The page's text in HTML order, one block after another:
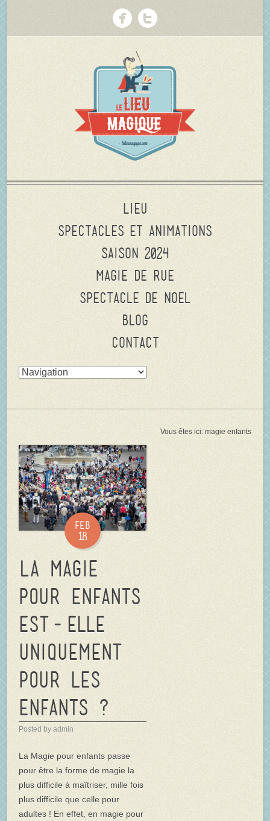
Lieu
Spectacles et animations
Saison 2024
Magie de rue
Spectacle de Noel
Blog
Contact
Vous êtes ici: magie enfants
Feb
18
La Magie
pour enfants
est-elle
uniquement
pour les
enfants ?
Posted by admin
La Magie pour enfants passe
pour être la forme de magie la
plus difficile à maîtriser, mille fois
plus difficile que celle pour
adultes ! En effet, en magie pour